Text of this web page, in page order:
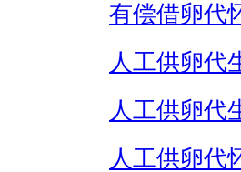
有偿借卵代
人工供卵代
人工供卵代
人工供卵代